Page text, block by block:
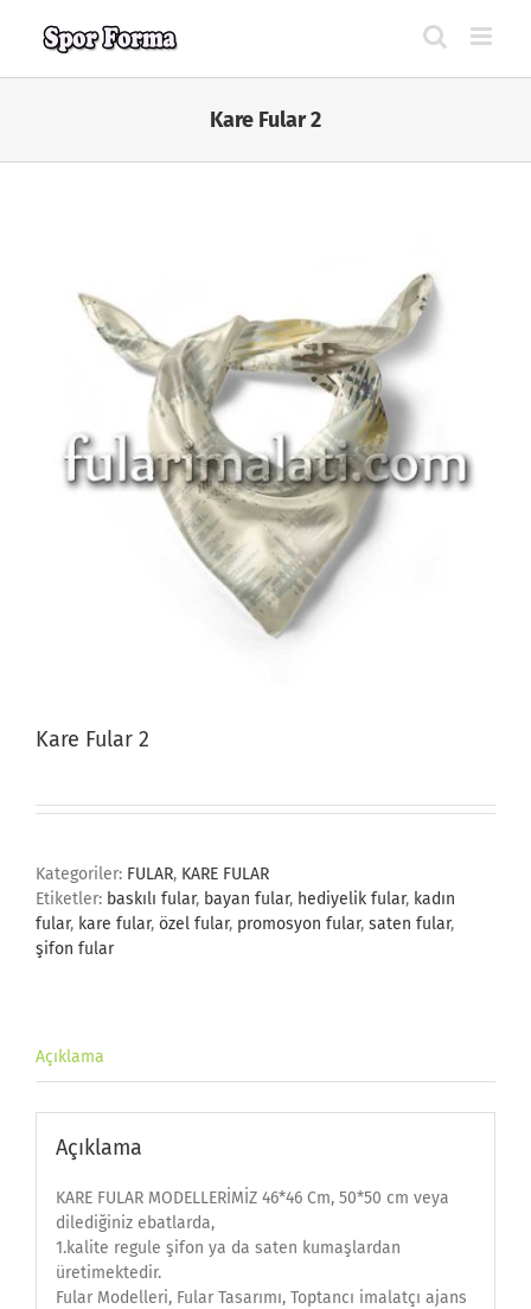
Kare Fular 2
Kare Fular 2
Kategoriler: FULAR, KARE FULAR
Etiketler: baskılı fular, bayan fular, hediyelik fular, kadın
fular, kare fular, özel fular, promosyon fular, saten fular,
şifon fular
Açıklama
Açıklama
KARE FULAR MODELLERİMİZ 46*46 Cm, 50*50 cm veya
dilediğiniz ebatlarda,
1.kalite regule şifon ya da saten kumaşlardan
üretimektedir.
Fular Modelleri, Fular Tasarımı, Toptancı imalatçı ajans